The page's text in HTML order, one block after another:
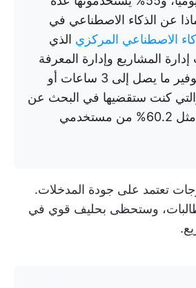
عن الذكاء الاصطناعي في
الاصطناعي المركزي الذي
المشاريع وإدارة المعرفة
والتعاون، يمكنك توفير ما يصل إلى 3 ساعات أو
كنت ستقضيها في البحث عن
المعلومات، تمامًا مثل 60.2% من مستخدمي
تعتمد على جودة المدخلات.
وستحظى بحليف قوي في